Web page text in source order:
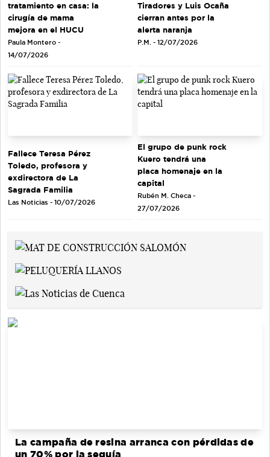
tratamiento en casa: la
cirugía de mama
mejora en el HUCU
Paula Montero -
14/07/2026
Tiradores y Luis Ocaña
cierran antes por la
alerta naranja
P.M. - 12/07/2026
Fallece Teresa Pérez
Toledo, profesora y
exdirectora de La
Sagrada Familia
Las Noticias - 10/07/2026
El grupo de punk rock
Kuero tendrá una
placa homenaje en la
capital
Rubén M. Checa -
27/07/2026
La campaña de resina arranca con pérdidas de
un 70% por la sequía